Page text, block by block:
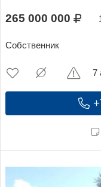
265 000 000
Собственник
7